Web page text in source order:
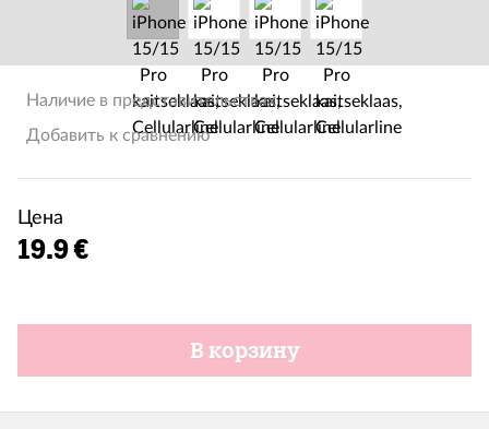
Наличие в представительствах
Добавить к сравнению
Цена
19.9 €
В корзину